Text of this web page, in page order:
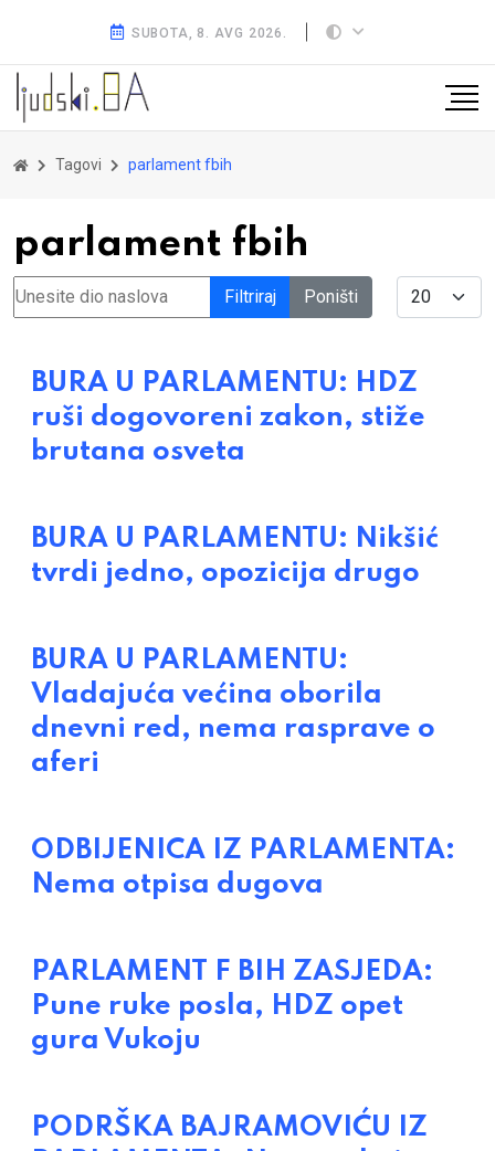
SUBOTA, 8. AVG 2026.
Tagovi parlament fbih
parlament fbih
Unesite dio naslova Filtriraj Poništi Display #
BURA U PARLAMENTU: HDZ
ruši dogovoreni zakon, stiže
brutana osveta
BURA U PARLAMENTU: Nikšić
tvrdi jedno, opozicija drugo
BURA U PARLAMENTU:
Vladajuća većina oborila
dnevni red, nema rasprave o
aferi
ODBIJENICA IZ PARLAMENTA:
Nema otpisa dugova
PARLAMENT F BIH ZASJEDA:
Pune ruke posla, HDZ opet
gura Vukoju
PODRŠKA BAJRAMOVIĆU IZ